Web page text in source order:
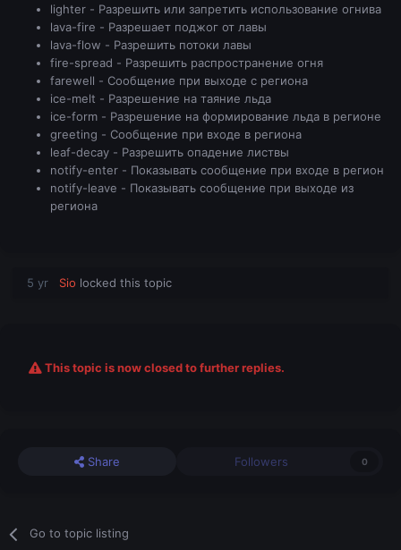
lighter - Разрешить или запретить использование огнива
lava-fire - Разрешает поджог от лавы
lava-flow - Разрешить потоки лавы
fire-spread - Разрешить распространение огня
farewell - Сообщение при выходе с региона
ice-melt - Разрешение на таяние льда
ice-form - Разрешение на формирование льда в регионе
greeting - Сообщение при входе в региона
leaf-decay - Разрешить опадение листвы
notify-enter - Показывать сообщение при входе в регион
notify-leave - Показывать сообщение при выходе из
региона
5 yr Sio locked this topic
This topic is now closed to further replies.
Share Followers 0
Go to topic listing